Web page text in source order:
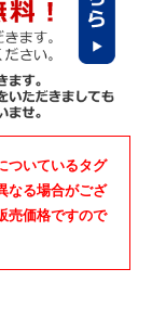
ついているタグ
なる場合がござ
売価格ですので